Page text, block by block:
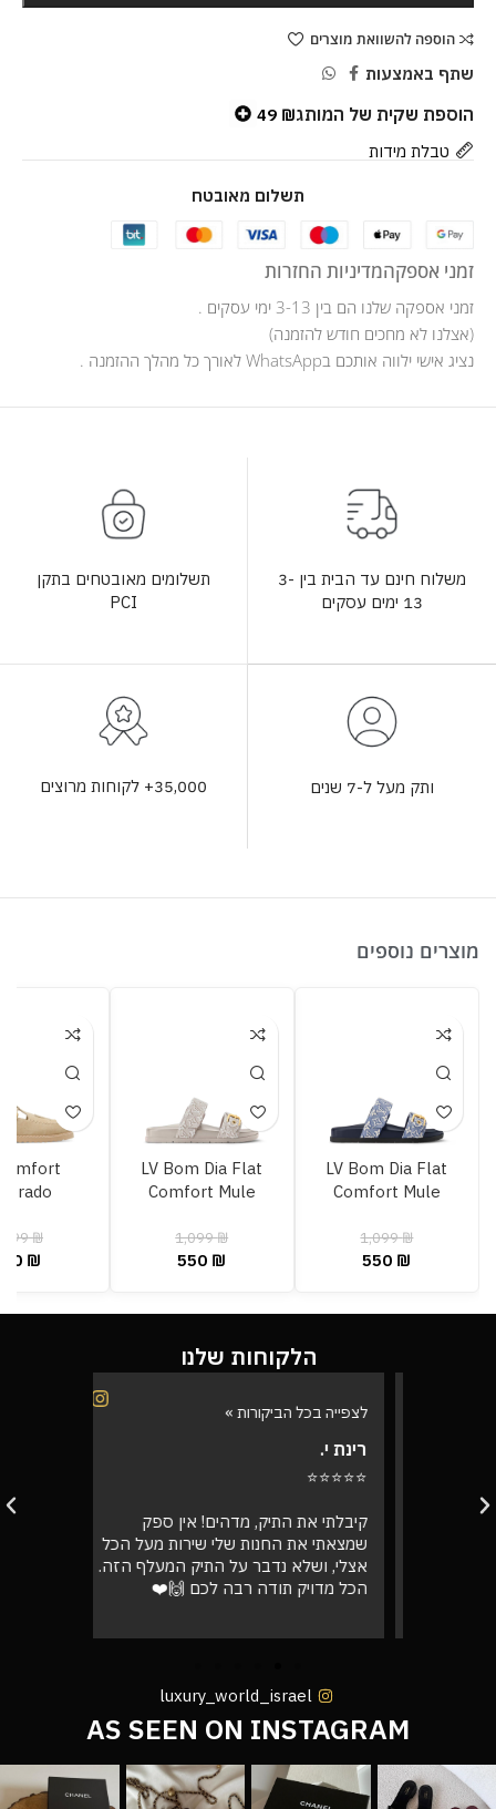
הוספה להשוואת מוצרים
שתף באמצעות
הוספת שקית של המותג 49 ₪
טבלת מידות
תשלום מאובטח
זמני אספקהמדיניות החזרות
זמני אספקה שלנו הם בין 3-13 ימי עסקים .
(אצלנו לא מחכים חודש להזמנה)
נציג אישי ילווה אותכם בWhatsApp לאורך כל מהלך ההזמנה .
משלוח חינם עד הבית בין 3-
13 ימים עסקים
תשלומים מאובטחים בתקן
PCI
ותק מעל ל-7 שנים 35,000+ לקוחות מרוצים
מוצרים נוספים
LV Bom Dia Flat
Comfort Mule
1,099₪
550 ₪
LV Bom Dia Flat
Comfort Mule
1,099₪
550 ₪
₪
₪
הלקוחות שלנו
לצפייה בכל הביקורות »
רינת י.
⭐⭐⭐⭐⭐
קיבלתי את התיק, מדהים! אין ספק
שמצאתי את החנות שלי שירות מעל הכל
אצלי, ושלא נדבר על התיק המעלף הזה.
הכל מדויק תודה רבה לכם 🙌❤️
luxury_world_israel
AS SEEN ON INSTAGRAM